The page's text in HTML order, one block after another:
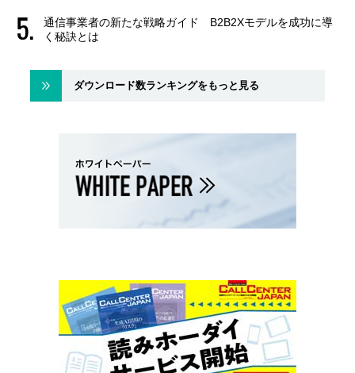
通信事業者の新たな戦略ガイド B2B2Xモデルを成功に導
く秘訣とは
ダウンロード数ランキングをもっと見る